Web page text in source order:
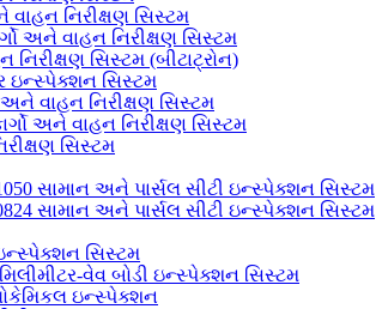
વાહન નિરીક્ષણ સિસ્ટમ
અને વાહન નિરીક્ષણ સિસ્ટમ
નિરીક્ષણ સિસ્ટમ (બીટાટ્રોન)
ઇન્સ્પેક્શન સિસ્ટમ
અને વાહન નિરીક્ષણ સિસ્ટમ
અને વાહન નિરીક્ષણ સિસ્ટમ
સિસ્ટમ
સામાન અને પાર્સલ સીટી ઇન્સ્પેક્શન સિસ્ટમ
સામાન અને પાર્સલ સીટી ઇન્સ્પેક્શન સિસ્ટમ
ઇન્સ્પેક્શન સિસ્ટમ
વેવ બોડી ઇન્સ્પેક્શન સિસ્ટમ
ઇન્સ્પેક્શન